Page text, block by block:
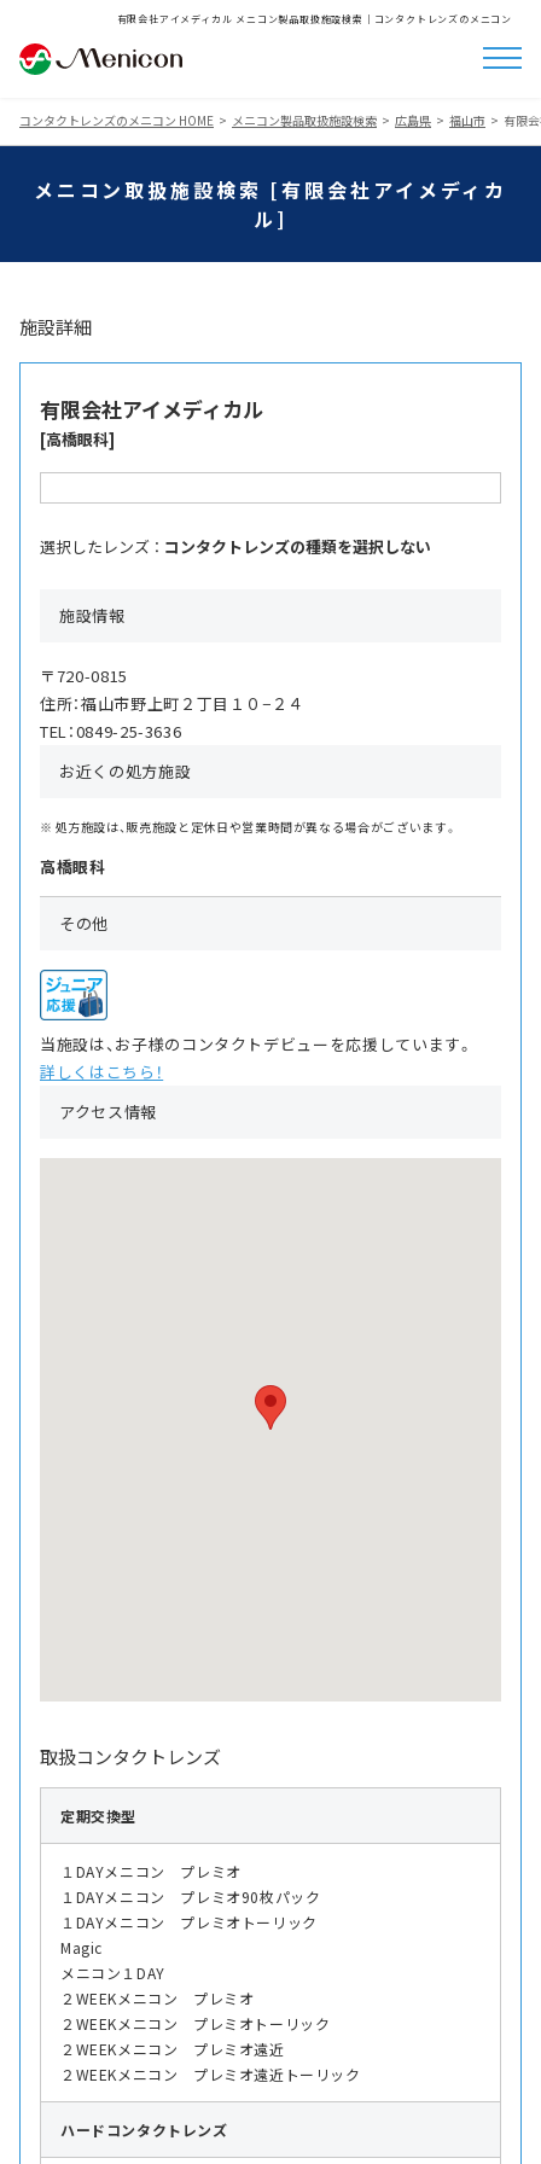
有限会社アイメディカル メニコン製品取扱施設検索│コンタクトレンズのメニコン
コンタクトレンズのメニコン HOME メニコン製品取扱施設検索 広島県 福山市 有限
メニコン取扱施設検索 [有限会社アイメディカ
ル]
施設詳細
有限会社アイメディカル
[高橋眼科]
選択したレンズ ： コンタクトレンズの種類を選択しない
施設情報
〒720-0815
住所：福山市野上町２丁目１０−２４
TEL：0849-25-3636
お近くの処方施設
処方施設は、販売施設と定休日や営業時間が異なる場合がございます。
高橋眼科
その他
当施設は、お子様のコンタクトデビューを応援しています。
詳しくはこちら！
アクセス情報
取扱コンタクトレンズ
定期交換型
１DAYメニコン プレミオ
１DAYメニコン プレミオ90枚パック
１DAYメニコン プレミオトーリック
Magic
メニコン１DAY
２WEEKメニコン プレミオ
２WEEKメニコン プレミオトーリック
２WEEKメニコン プレミオ遠近
２WEEKメニコン プレミオ遠近トーリック
ハード コンタクトレンズ